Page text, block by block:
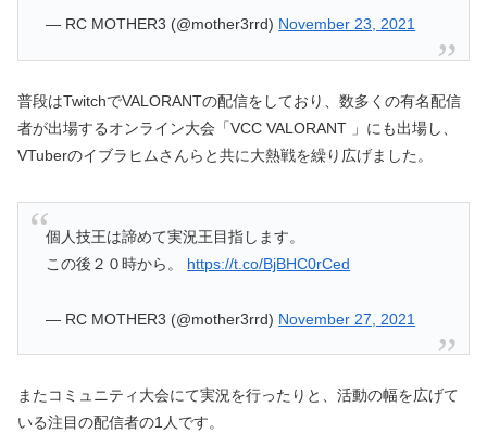
— RC MOTHER3 (@mother3rrd) November 23, 2021
普段はTwitchでVALORANTの配信をしており、数多くの有名配信
者が出場するオンライン大会「VCC VALORANT 」にも出場し、
VTuberのイブラヒムさんらと共に大熱戦を繰り広げました。
個人技王は諦めて実況王目指します。
この後２０時から。 https://t.co/BjBHC0rCed
— RC MOTHER3 (@mother3rrd) November 27, 2021
またコミュニティ大会にて実況を行ったりと、活動の幅を広げて
いる注目の配信者の1人です。